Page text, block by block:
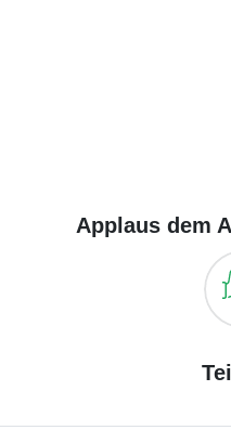
Applaus dem